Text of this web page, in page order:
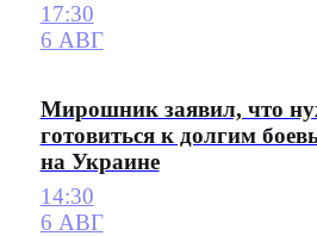
17:30
6 АВГ
Мирошник заявил, что
готовиться к долгим
на Украине
14:30
6 АВГ